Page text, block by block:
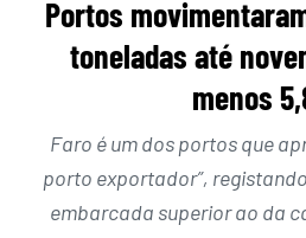
Portos
toneladas até
menos
Faro é um dos portos que
porto exportador”,
embarcada superior ao da